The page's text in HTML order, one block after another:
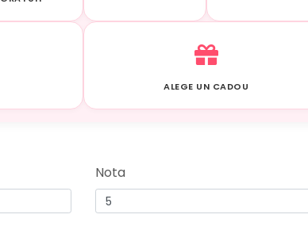
ALEGE UN CADOU
Nota